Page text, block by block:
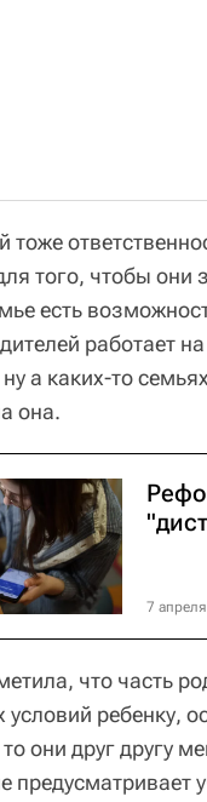
тоже
того, чтобы они
есть
работает
а каких-то
она.
7
что часть
ребенку,
они друг другу
предусматривает